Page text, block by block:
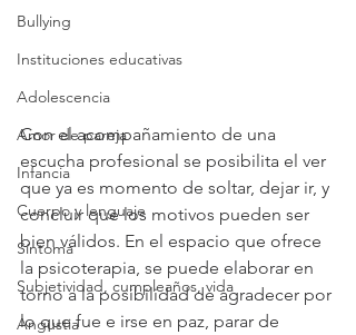
Bullying
Instituciones educativas
Adolescencia
Amor de pareja
Infancia
Cuerpo y lenguaje
Síntoma
Subjetividad, cumpleaños, vida
Angustia
Con el acompañamiento de una
escucha profesional se posibilita el ver
que ya es momento de soltar, dejar ir, y
concluir que los motivos pueden ser
bien válidos. En el espacio que ofrece
la psicoterapia, se puede elaborar en
torno a la posibilidad de agradecer por
lo que fue e irse en paz, parar de